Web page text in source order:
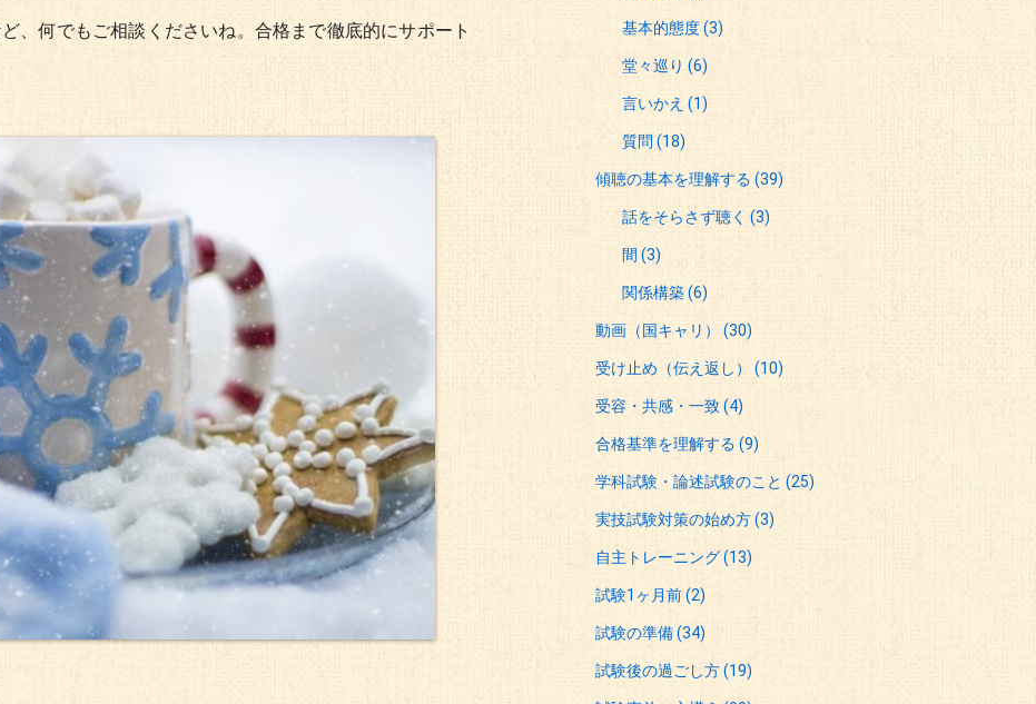
、何でもご相談くださいね。合格まで徹底的にサポート
基本的態度(3)
堂々巡り(6)
言いかえ(1)
質問(18)
傾聴の基本を理解する (39)
話をそらさず聴く(3)
間(3)
関係構築(6)
動画（国キャリ） (30)
受け止め（伝え返し） (10)
受容・共感・一致(4)
合格基準を理解する (9)
学科試験・論述試験のこと (25)
実技試験対策の始め方(3)
自主トレーニング(13)
試験1ヶ月前(2)
試験の準備(34)
試験後の過ごし方(19)